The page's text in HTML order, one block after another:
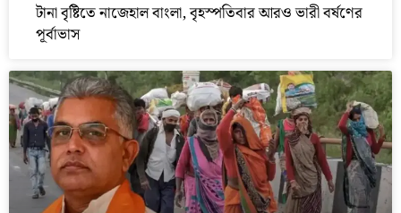
টানা বৃষ্টিতে নাজেহাল বাংলা, বৃহস্পতিবার আরও ভারী বর্ষণের
পূর্বাভাস